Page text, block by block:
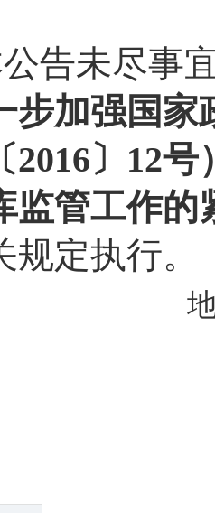
公告未尽事
步加强国
2016〕 12号
监管工作的
规定执行。
局谷物